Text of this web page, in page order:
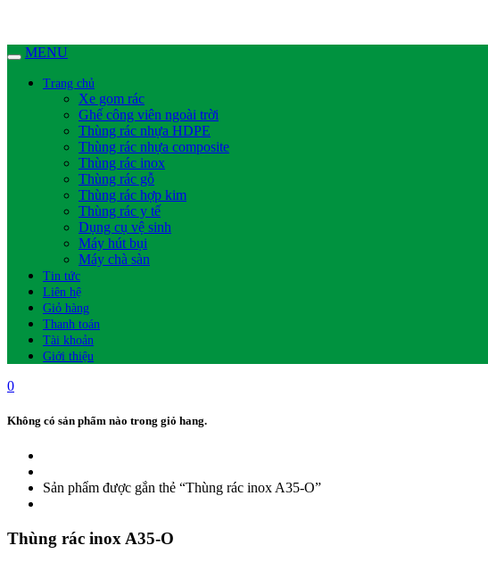
MENU
Trang chủ
Xe gom rác
Ghế công viên ngoài trời
Thùng rác nhựa HDPE
Thùng rác nhựa composite
Thùng rác inox
Thùng rác gỗ
Thùng rác hợp kim
Thùng rác y tế
Dụng cụ vệ sinh
Máy hút bụi
Máy chà sàn
Tin tức
Liên hệ
Giỏ hàng
Thanh toán
Tài khoản
Giới thiệu
0
Không có sản phẩm nào trong giỏ hang.
Sản phẩm được gắn thẻ “Thùng rác inox A35-O”
Thùng rác inox A35-O